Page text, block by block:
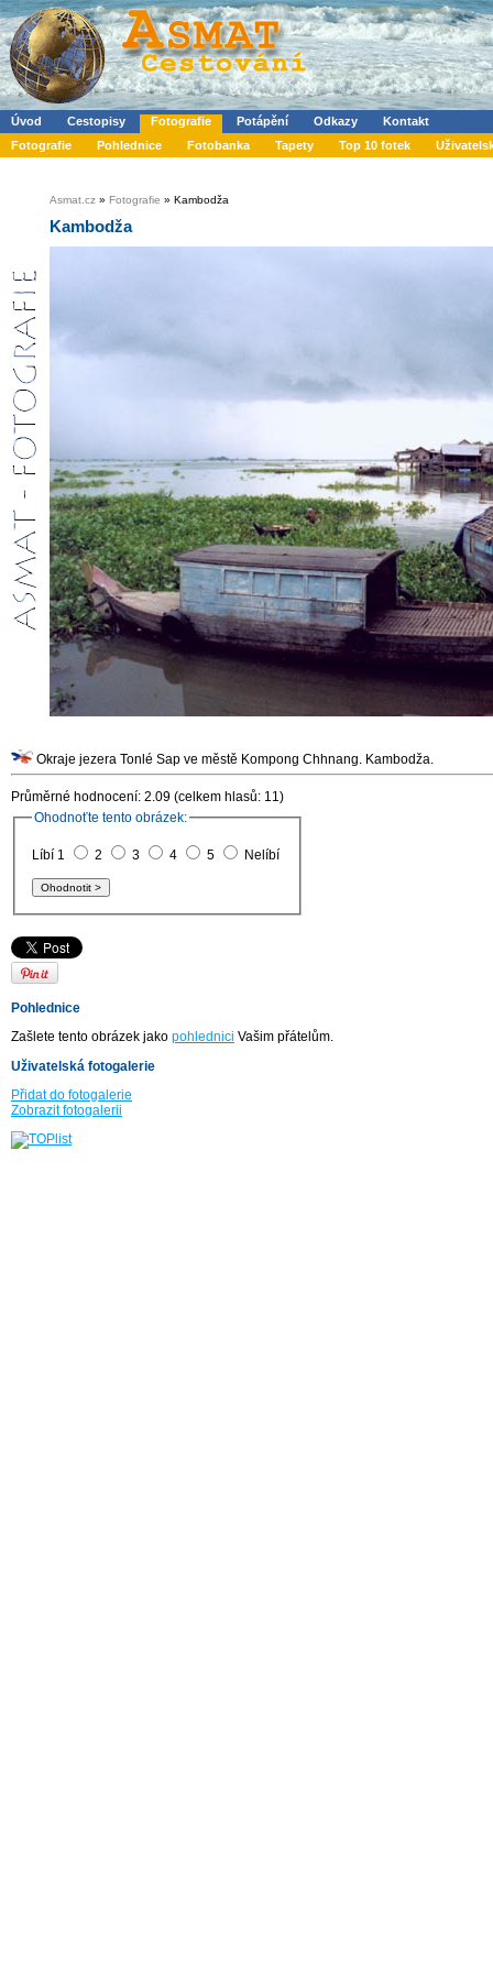
Úvod Cestopisy Fotografie Potápění Odkazy
Kontakt
Fotografie
Pohlednice Fotobanka Tapety Top 10 fotek
Asmat.cz » Fotografie » Kambodža
Kambodža
Okraje jezera Tonlé Sap ve městě Kompong Chhnang. Kambodža.
Průměrné hodnocení: 2.09 (celkem hlasů: 11)
Ohodnoťte tento obrázek:
Líbí 1 2 3 4 5 Nelíbí
Pohlednice
Zašlete tento obrázek jako pohlednici Vašim přátelům.
Uživatelská fotogalerie
Přidat do fotogalerie
Zobrazit fotogalerii